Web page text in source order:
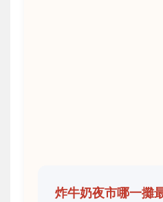
炸牛奶夜市哪一攤